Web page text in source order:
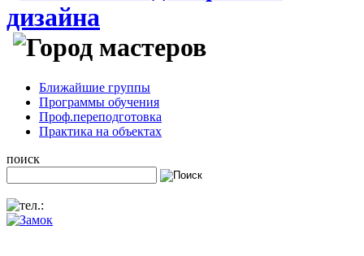
Ближайшие группы
Программы обучения
Проф.переподготовка
Практика на объектах
поиск